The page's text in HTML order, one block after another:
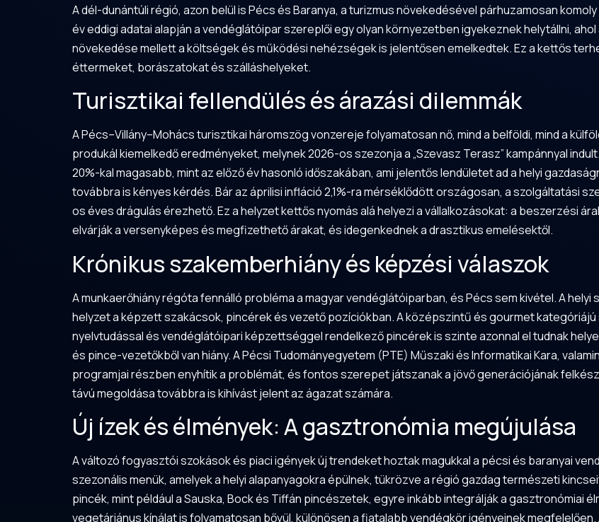
A dél-dunántúli régió, azon belül is Pécs ésBaranya, a turizmus növekedésével párhuzamosan
év eddigi adatai alapján a vendéglátóipar szereplői egy olyan környezetben igyekeznek helytállni,
növekedése mellett a költségek és működési nehézségek is jelentősen emelkedtek. Ez a kettős
éttermeket, borászatokat és szálláshelyeket.
Turisztikai fellendülés és árazási dilemmák
A Pécs–Villány–Mohács turisztikai háromszög vonzereje folyamatosan nő, mind a belföldi, mind a
produkál kiemelkedő eredményeket, melynek 2026-os szezonja a „Szevasz Terasz” kampánnyal
20%-kal magasabb, mint az előző év hasonló időszakában, ami jelentős lendületet ad a helyi
továbbra is kényes kérdés. Bár az áprilisi infláció 2,1%-ra mérséklődött országosan, a szolgáltatási
os éves drágulás érezhető. Ez a helyzet kettős nyomás alá helyezi a vállalkozásokat: a beszerzési
elvárják a versenyképes és megfizethető árakat, és idegenkednek a drasztikus emelésektől.
Krónikus szakemberhiány és képzési válaszok
A munkaerőhiány régóta fennálló probléma a magyar vendéglátóiparban, és Pécs sem kivétel. A
helyzet a képzett szakácsok, pincérek és vezető pozíciókban. A középszintű és gourmet
nyelvtudással és vendéglátóipari képzettséggel rendelkező pincérek is szinte azonnal el tudnak
és pince-vezetőkből van hiány. APécsi Tudományegyetem (PTE) Műszaki és Informatikai Kara,
programjai részben enyhítik a problémát, és fontos szerepet játszanak a jövő generációjának
távú megoldása továbbra is kihívást jelent az ágazat számára.
Új ízek és élmények: A gasztronómia megújulása
A változó fogyasztói szokások és piaci igények új trendeket hoztak magukkal a pécsi és baranyai
szezonális menük, amelyek a helyi alapanyagokra épülnek, tükrözve a régió gazdag természeti
pincék, mint például a Sauska, Bock és Tiffán pincészetek, egyre inkább integrálják a gasztronómiai
vegetáriánus kínálat is folyamatosan bővül, különösen a fiatalabb vendégkör igényeinek